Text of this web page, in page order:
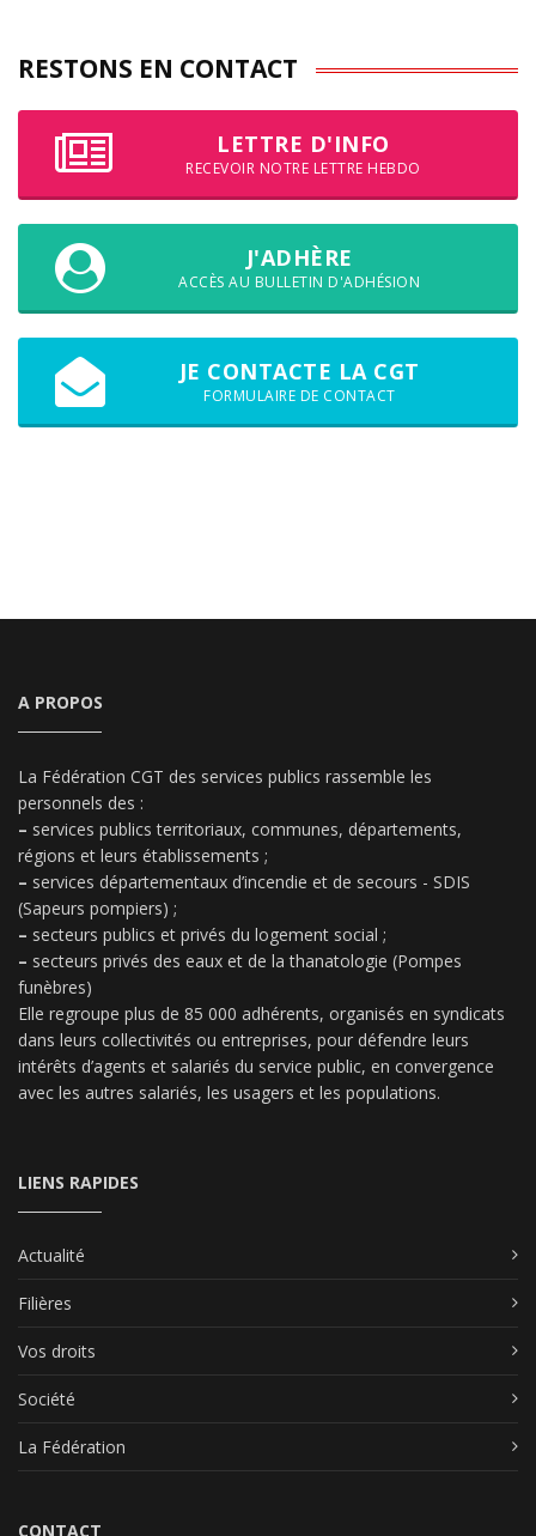
RESTONS EN CONTACT
LETTRE D'INFO
RECEVOIR NOTRE LETTRE HEBDO
J'ADHÈRE
ACCÈS AU BULLETIN D'ADHÉSION
JE CONTACTE LA CGT
FORMULAIRE DE CONTACT
A PROPOS
La Fédération CGT des services publics rassemble les
personnels des :
– services publics territoriaux, communes, départements,
régions et leurs établissements ;
– services départementaux d’incendie et de secours - SDIS
(Sapeurs pompiers) ;
– secteurs publics et privés du logement social ;
– secteurs privés des eaux et de la thanatologie (Pompes
funèbres)
Elle regroupe plus de 85 000 adhérents, organisés en syndicats
dans leurs collectivités ou entreprises, pour défendre leurs
intérêts d’agents et salariés du service public, en convergence
avec les autres salariés, les usagers et les populations.
LIENS RAPIDES
Actualité
Filières
Vos droits
Société
La Fédération
CONTACT